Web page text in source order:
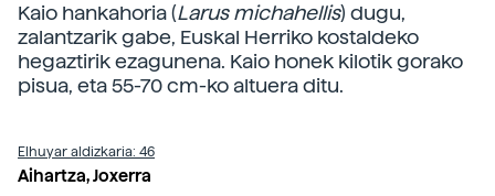
Kaio hankahoria (Larus michahellis) dugu,
zalantzarik gabe, Euskal Herriko kostaldeko
hegaztirik ezagunena. Kaio honek kilotik gorako
pisua, eta 55-70 cm-ko altuera ditu.
Elhuyar aldizkaria: 46
Aihartza, Joxerra